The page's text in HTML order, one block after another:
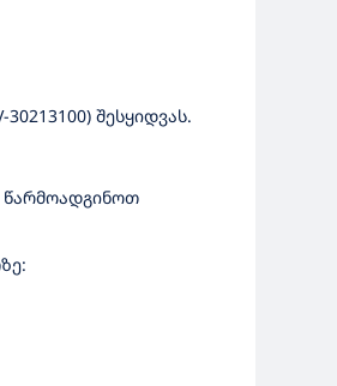
შესყიდვას.
წარმოადგინოთ